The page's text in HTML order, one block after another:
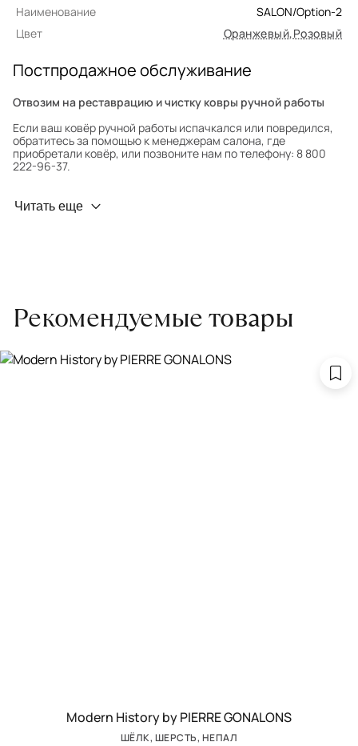
Наименование
SALON/Option-2
Цвет
Оранжевый,Розовый
Постпродажное обслуживание
Отвозим на реставрацию и чистку ковры ручной работы
Если ваш ковёр ручной работы испачкался или повредился,
обратитесь за помощью к менеджерам салона, где
приобретали ковёр, или позвоните нам по телефону: 8 800
222-96-37.
Профилактика износа
заборе ковра экспертом либо привозите его в салон.
Читать еще
Рекомендуемые товары
Modern History by PIERRE GONALONS
ШЁЛК, ШЕРСТЬ, НЕПАЛ